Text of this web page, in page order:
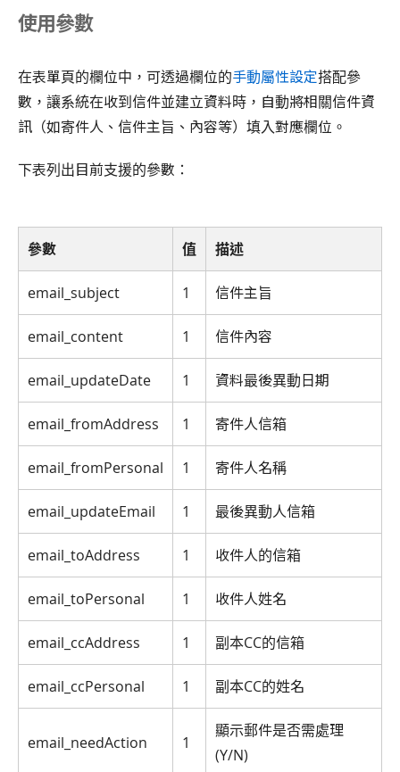
使用參數
在表單頁的欄位中，可透過欄位的手動屬性設定搭配參
數，讓系統在收到信件並建立資料時，自動將相關信件資
訊（如寄件人、信件主旨、內容等）填入對應欄位。
下表列出目前支援的參數：
參數 值 描述
email_subject 1 信件主旨
email_content 1 信件內容
email_updateDate 1 資料最後異動日期
email_fromAddress 1 寄件人信箱
email_fromPersonal 1 寄件人名稱
email_updateEmail 1 最後異動人信箱
email_toAddress 1 收件人的信箱
email_toPersonal 1 收件人姓名
email_ccAddress 1 副本CC的信箱
email_ccPersonal 1 副本CC的姓名
email_needAction 1
顯示郵件是否需處理
(Y/N)